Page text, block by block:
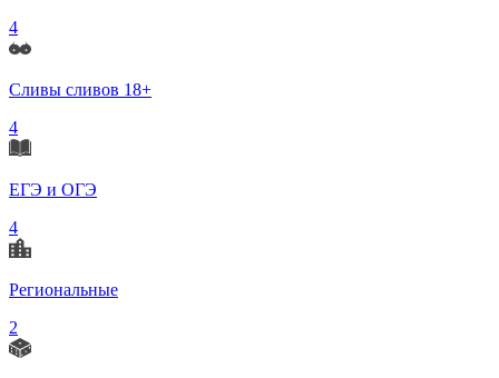
4
Сливы сливов 18+
4
ЕГЭ и ОГЭ
4
Региональные
2